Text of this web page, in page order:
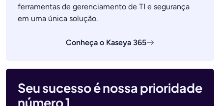
ferramentas de gerenciamento de TI e segurança
em uma única solução.
Conheça o Kaseya 365
Seu sucesso é nossa prioridade
número 1